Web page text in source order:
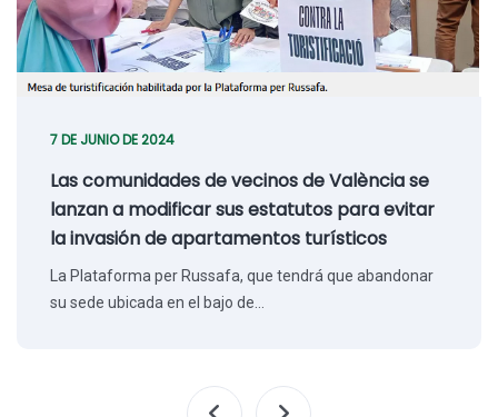
7 DE JUNIO DE 2024
Las comunidades de vecinos de València se
lanzan a modificar sus estatutos para evitar
la invasión de apartamentos turísticos
La Plataforma per Russafa, que tendrá que abandonar
su sede ubicada en el bajo de…